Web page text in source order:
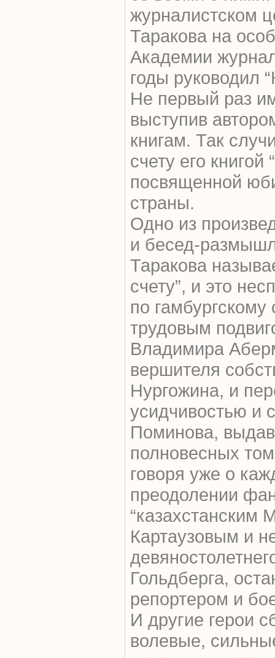
журналистском
Таракова на
Академии
годы руководил
Не первый раз
выступив
книгам. Так
счету его книгой
посвященной
страны.
Одно из
и бесед-
Таракова
счету”, и это
по гамбургскому
трудовым
Владимира
вершителя
Нургожина, и
усидчивостью и
Поминова,
полновесных
говоря уже о
преодолении
“казахстанским
Картаузовым и
Гольдберга,
репортером и
И другие герои
волевые,